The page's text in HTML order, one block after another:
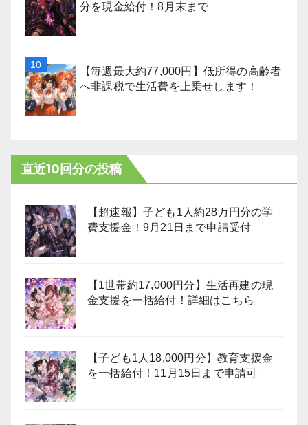
分を現金給付！8月末まで
【毎週最大約77,000円】低所得の高齢者
へ非課税で生活費を上乗せします！
直近10回分の投稿
【超速報】子ども1人約28万円分の学
費支援金！9月21日まで申請受付
【1世帯約17,000円分】生活再建の現
金支援を一括給付！詳細はこちら
【子ども1人18,000円分】教育支援金
を一括給付！11月15日まで申請可